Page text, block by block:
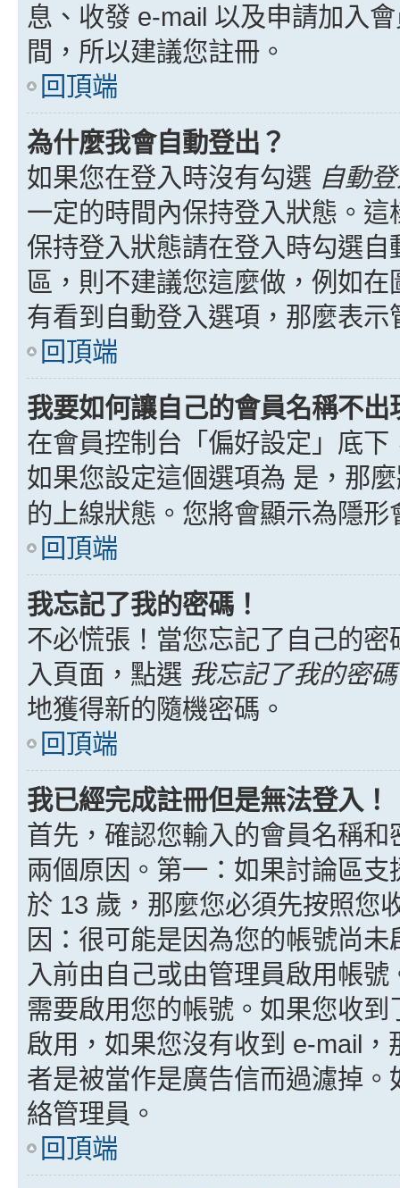
息、收發 e-mail 以及申請加入
間，所以建議您註冊。
回頂端
為什麼我會自動登出？
如果您在登入時沒有勾選 自動
一定的時間內保持登入狀態。
保持登入狀態請在登入時勾選
區，則不建議您這麼做，例如
有看到自動登入選項，那麼表
回頂端
我要如何讓自己的會員名稱不
在會員控制台「偏好設定」底
如果您設定這個選項為 是 ，那
的上線狀態。您將會顯示為隱形
回頂端
我忘記了我的密碼！
不必慌張！當您忘記了自己的
入頁面，點選 我忘記了我的密碼
地獲得新的隨機密碼。
回頂端
我已經完成註冊但是無法登入！
首先，確認您輸入的會員名稱
兩個原因。第一：如果討論區
於 13 歲，那麼您必須先按照您
因：很可能是因為您的帳號尚
入前由自己或由管理員啟用帳
需要啟用您的帳號。如果您收
啟用，如果您沒有收到 e-mail
者是被當作是廣告信而過濾掉
絡管理員。
回頂端